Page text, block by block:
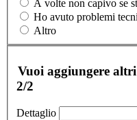
A volte non capivo se
Ho avuto problemi
Altro
Vuoi aggiungere
2/2
Dettaglio